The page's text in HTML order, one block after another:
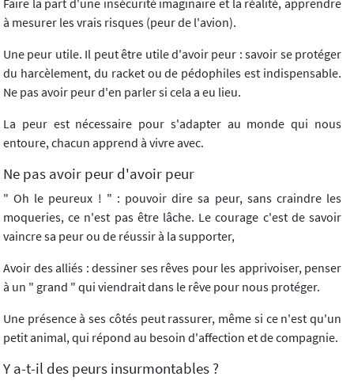
Faire la part d'une insécurité imaginaire et la réalité, apprendre
à mesurer les vrais risques (peur de l'avion).
Une peur utile. Il peut être utile d'avoir peur : savoir se protéger
du harcèlement, du racket ou de pédophiles est indispensable.
Ne pas avoir peur d'en parler si cela a eu lieu.
La peur est nécessaire pour s'adapter au monde qui nous
entoure, chacun apprend à vivre avec.
Ne pas avoir peur d'avoir peur
" Oh le peureux ! " : pouvoir dire sa peur, sans craindre les
moqueries, ce n'est pas être lâche. Le courage c'est de savoir
vaincre sa peur ou de réussir à la supporter,
Avoir des alliés : dessiner ses rêves pour les apprivoiser, penser
à un " grand " qui viendrait dans le rêve pour nous protéger.
Une présence à ses côtés peut rassurer, même si ce n'est qu'un
petit animal, qui répond au besoin d'affection et de compagnie.
Y a-t-il des peurs insurmontables ?